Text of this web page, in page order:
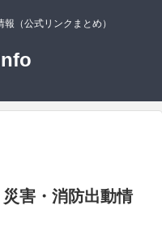
（公式リンクまとめ）
害・消防出動情